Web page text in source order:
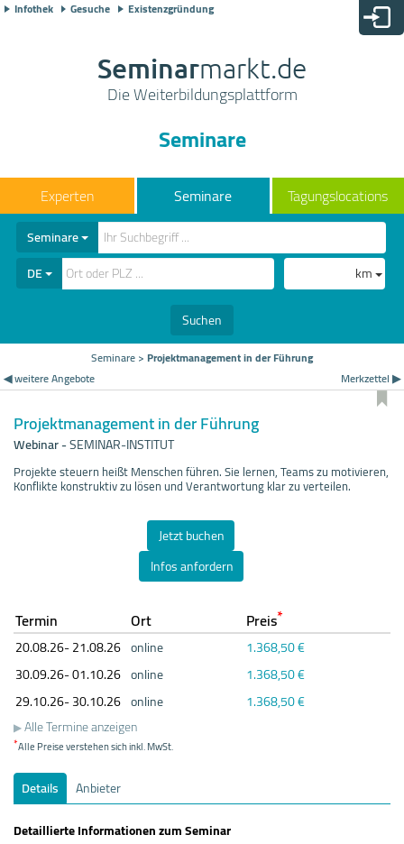
Infothek Gesuche Existenzgründung
Seminarmarkt.de
Die Weiterbildungsplattform
Seminare
Seminare Tagungslocations
Seminare
DE
km
Suchen
Seminare> Projektmanagement in der Führung
◀ weitere Angebote
Merkzettel ▶
Projektmanagement in der Führung
Webinar-SEMINAR-INSTITUT
Projekte steuern heißt Menschen führen. Sie lernen, Teams zu motivieren,
Konflikte konstruktiv zu lösen und Verantwortung klar zu verteilen.
Jetzt buchen
Infos anfordern
Termin Ort Preis*
20.08.26- 21.08.26 online
1.368,50 €
30.09.26- 01.10.26 online
1.368,50 €
29.10.26- 30.10.26 online
1.368,50 €
Alle Termine anzeigen
*Alle Preise verstehen sich inkl. MwSt.
Details
Anbieter
Detaillierte Informationen zum Seminar